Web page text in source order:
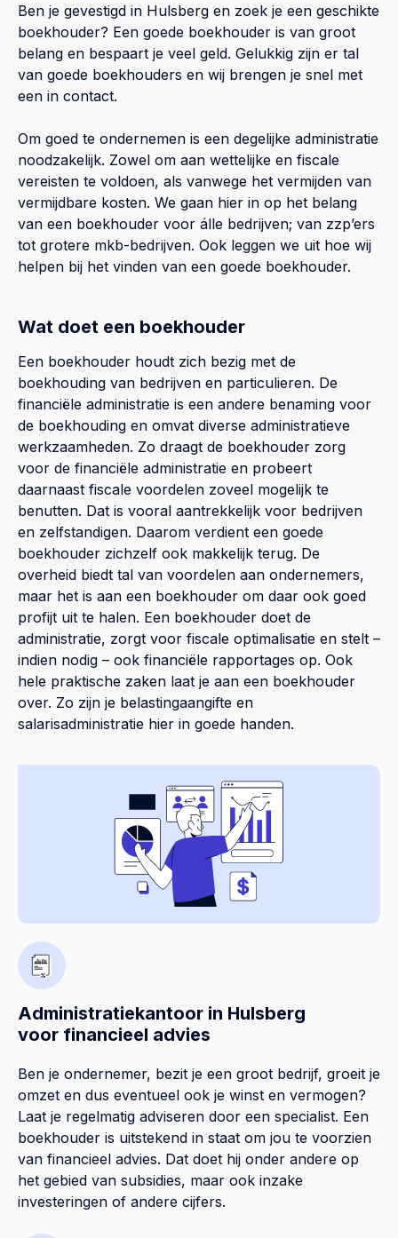
Ben je gevestigd in Hulsberg en zoek je een geschikte
boekhouder? Een goede boekhouder is van groot
belang en bespaart je veel geld. Gelukkig zijn er tal
van goede boekhouders en wij brengen je snel met
een in contact.
Om goed te ondernemen is een degelijke administratie
noodzakelijk. Zowel om aan wettelijke en fiscale
vereisten te voldoen, als vanwege het vermijden van
vermijdbare kosten. We gaan hier in op het belang
van een boekhouder voor álle bedrijven; van zzp’ers
tot grotere mkb-bedrijven. Ook leggen we uit hoe wij
helpen bij het vinden van een goede boekhouder.
Wat doet een boekhouder
Een boekhouder houdt zich bezig met de
boekhouding van bedrijven en particulieren. De
financiële administratie is een andere benaming voor
de boekhouding en omvat diverse administratieve
werkzaamheden. Zo draagt de boekhouder zorg
voor de financiële administratie en probeert
daarnaast fiscale voordelen zoveel mogelijk te
benutten. Dat is vooral aantrekkelijk voor bedrijven
en zelfstandigen. Daarom verdient een goede
boekhouder zichzelf ook makkelijk terug. De
overheid biedt tal van voordelen aan ondernemers,
maar het is aan een boekhouder om daar ook goed
profijt uit te halen. Een boekhouder doet de
administratie, zorgt voor fiscale optimalisatie en stelt –
indien nodig – ook financiële rapportages op. Ook
hele praktische zaken laat je aan een boekhouder
over. Zo zijn je belastingaangifte en
salarisadministratie hier in goede handen.
Administratiekantoor in Hulsberg
voor financieel advies
Ben je ondernemer, bezit je een groot bedrijf, groeit je
omzet en dus eventueel ook je winst en vermogen?
Laat je regelmatig adviseren door een specialist. Een
boekhouder is uitstekend in staat om jou te voorzien
van financieel advies. Dat doet hij onder andere op
het gebied van subsidies, maar ook inzake
investeringen of andere cijfers.